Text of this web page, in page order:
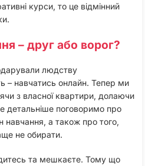
курси, то це відмінний
– друг або ворог?
людству
– навчатись онлайн. Тепер ми
з власної квартири, долаючи
детальніше поговоримо про
навчання, а також про того,
не обирати.
та мешкаєте. Тому що